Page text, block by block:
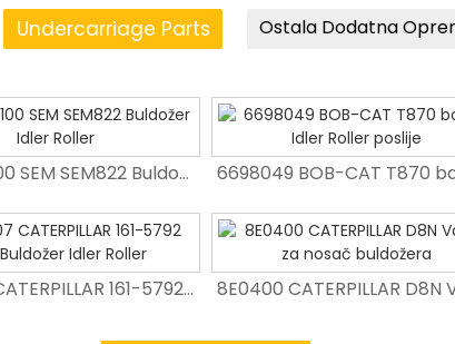
Undercarriage Parts Ostala Dodatna
TD22351100 SEM SEM822 Buldožer Idler Roller
9W9607 CATERPILLAR 161-5792 D7R Buldožer Idler Roller
TD22351100 SEM SEM822 Buldožer Idler Roller
9W9607 CATERPILLAR 161-5792 D7R Buldožer Idler Roller
Premium D85 sklop za podešavanje gusjenice za buldožer